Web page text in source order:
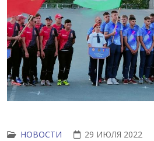
НОВОСТИ 29 ИЮЛЯ 2022